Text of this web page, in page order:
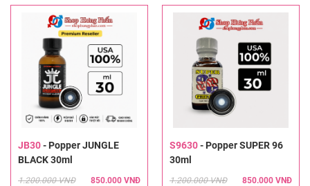
JB30- Popper JUNGLE
BLACK 30ml
1.200.000 VNĐ 850.000 VNĐ
S9630- Popper SUPER 96
30ml
1.200.000 VNĐ 850.000 VNĐ